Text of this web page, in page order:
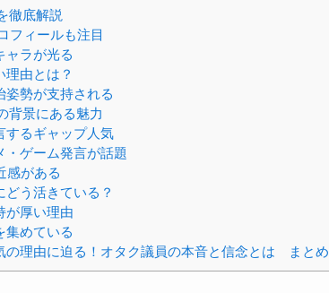
徹底解説
フィールも注目
ャラが光る
理由とは？
姿勢が支持される
背景にある魅力
するギャップ人気
・ゲーム発言が話題
感がある
う活きている？
が厚い理由
集めている
の理由に迫る！オタク議員の本音と信念とは まとめ